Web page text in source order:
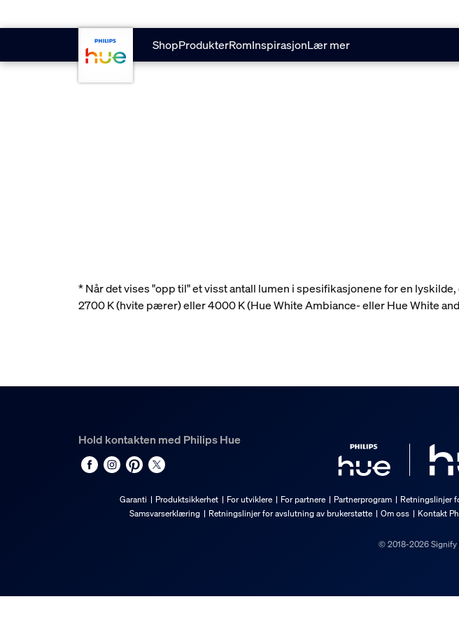
ShopProdukterRomInspirasjonLær mer
* Når det vises "opp til" et visst antall lumen i spesifikasjonene for en
2700 K (hvite pærer) eller 4000 K (Hue White Ambiance- eller Hue White
Hold kontakten med Philips Hue
Garanti Produktsikkerhet For utviklere For partnere Partnerprogram Retningslinjer
Samsvarserklæring
Retningslinjer for avslutning av brukerstøtte Om oss Kontakt
© 2018-2026 Signify